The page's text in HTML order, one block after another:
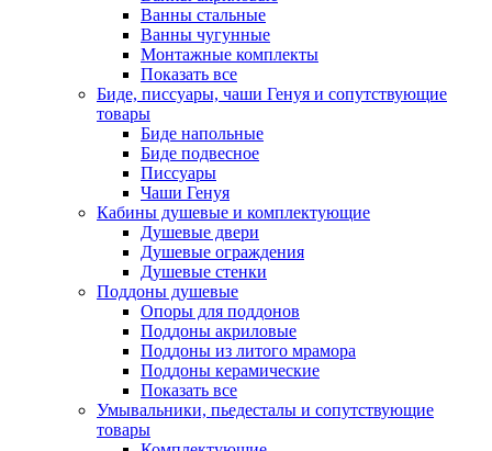
Ванны стальные
Ванны чугунные
Монтажные комплекты
Показать все
Биде, писсуары, чаши Генуя и сопутствующие
товары
Биде напольные
Биде подвесное
Писсуары
Чаши Генуя
Кабины душевые и комплектующие
Душевые двери
Душевые ограждения
Душевые стенки
Поддоны душевые
Опоры для поддонов
Поддоны акриловые
Поддоны из литого мрамора
Поддоны керамические
Показать все
Умывальники, пьедесталы и сопутствующие
товары